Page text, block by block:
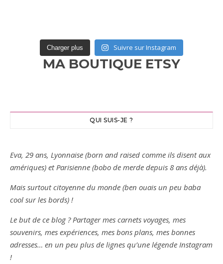
Charger plus Suivre sur Instagram
MA BOUTIQUE ETSY
QUI SUIS-JE ?
Eva, 29 ans, Lyonnaise (born and raised comme ils disent aux
amériques) et Parisienne (bobo de merde depuis 8 ans déjà).
Mais surtout citoyenne du monde (ben ouais un peu baba
cool sur les bords) !
Le but de ce blog ? Partager mes carnets voyages, mes
souvenirs, mes expériences, mes bons plans, mes bonnes
adresses… en un peu plus de lignes qu’une légende Instagram
!